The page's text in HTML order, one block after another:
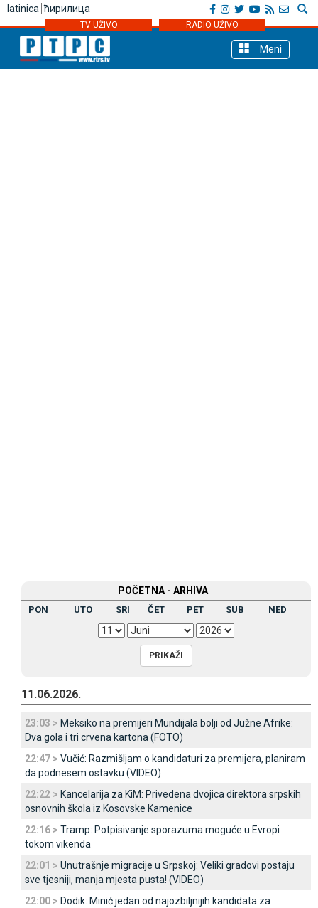
latinica ћирилица
TV UŽIVO RADIO UŽIVO
Meni
POČETNA - ARHIVA
PON UTO SRI ČET PET SUB NED
11.06.2026.
23:03 > Meksiko na premijeri Mundijala bolji od Јužne Afrike:
Dva gola i tri crvena kartona (FOTO)
22:47 > Vučić: Razmišljam o kandidaturi za premijera, planiram
da podnesem ostavku (VIDEO)
22:22 > Kancelarija za KiM: Privedena dvojica direktora srpskih
osnovnih škola iz Kosovske Kamenice
22:16 > Tramp: Potpisivanje sporazuma moguće u Evropi
tokom vikenda
22:01 > Unutrašnje migracije u Srpskoj: Veliki gradovi postaju
sve tjesniji, manja mjesta pusta! (VIDEO)
22:00 > Dodik: Minić jedan od najozbiljnijih kandidata za